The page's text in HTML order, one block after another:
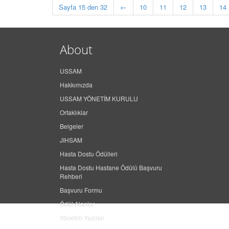
Sayfa 15 den 32 ← 10 11 12 13 14
About
USSAM
Hakkımızda
USSAM YÖNETİM KURULU
Ortaklıklar
Belgeler
JIHSAM
Hasta Dostu Ödülleri
Hasta Dostu Hastane Ödülü Başvuru
Rehberi
Başvuru Formu
Ödül Alanlar
Yönetim Yazıları